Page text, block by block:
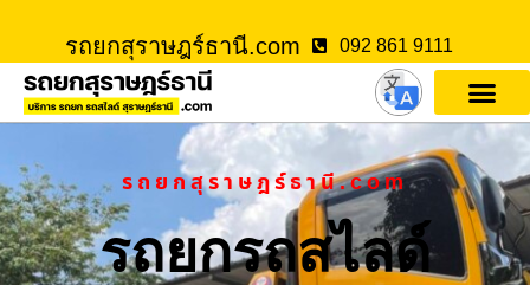
รถยกสุราษฎร์ธานี.com 092 861 9111
รถยกสุราษฎร์ธานี.com
รถยกรถสไลด์